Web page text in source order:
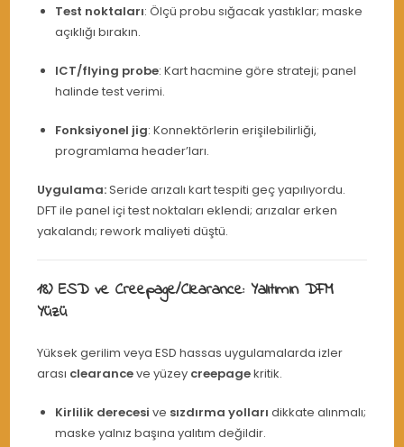
Test noktaları: Ölçü probu sığacak yastıklar; maske
açıklığı bırakın.
ICT/flying probe: Kart hacmine göre strateji; panel
halinde test verimi.
Fonksiyonel jig: Konnektörlerin erişilebilirliği,
programlama header’ları.
Uygulama:Seride arızalı kart tespiti geç yapılıyordu.
DFT ile panel içi test noktaları eklendi; arızalar erken
yakalandı; rework maliyeti düştü.
18) ESD ve Creepage/Clearance: Yalıtımın DFM
Yüzü
Yüksek gerilim veya ESD hassas uygulamalarda izler
arası clearanceve yüzey creepagekritik.
Kirlilik derecesi ve sızdırma yolları dikkate alınmalı;
maske yalnız başına yalıtım değildir.